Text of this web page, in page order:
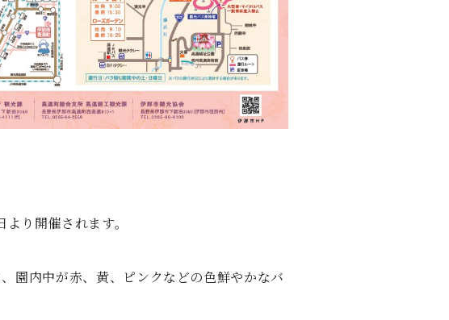
り開催されます。
園内中が赤、黄、ピンクなどの色鮮やかなバ